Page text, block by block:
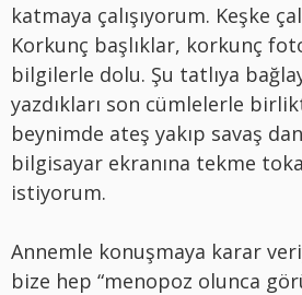
katmaya çalışıyorum. Keşke
Korkunç başlıklar, korkunç
bilgilerle dolu. Şu tatlıya
yazdıkları son cümlelerle
beynimde ateş yakıp savaş
bilgisayar ekranına tekme
istiyorum.
Annemle konuşmaya karar
bize hep “menopoz olunca